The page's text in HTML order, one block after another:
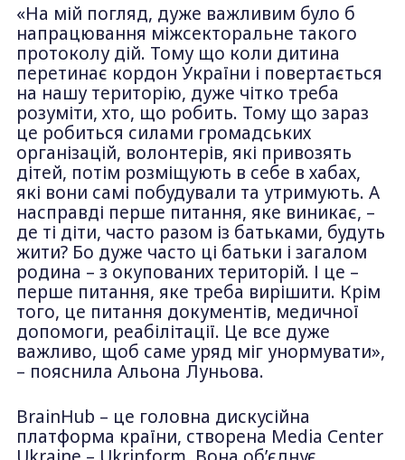
«На мій погляд, дуже важливим було б
напрацювання міжсекторальне такого
протоколу дій. Тому що коли дитина
перетинає кордон України і повертається
на нашу територію, дуже чітко треба
розуміти, хто, що робить. Тому що зараз
це робиться силами громадських
організацій, волонтерів, які привозять
дітей, потім розміщують в себе в хабах,
які вони самі побудували та утримують. А
насправді перше питання, яке виникає, –
де ті діти, часто разом із батьками, будуть
жити? Бо дуже часто ці батьки і загалом
родина – з окупованих територій. І це –
перше питання, яке треба вирішити. Крім
того, це питання документів, медичної
допомоги, реабілітації. Це все дуже
важливо, щоб саме уряд міг унормувати»,
– пояснила Альона Луньова.
BrainHub – це головна дискусійна
платформа країни, створена Media Center